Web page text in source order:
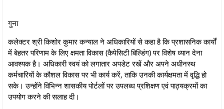
गुना
कलेक्टर श्री किशोर कुमार कन्याल ने अधिकारियों से कहा है कि प्रशासनिक कार्यों
में बेहतर परिणाम के लिए क्षमता विकास (कैपेसिटी बिल्डिंग) पर विशेष ध्यान देना
आवश्यक है। अधिकारी स्वयं को लगातार अपडेट रखें और अपने अधीनस्थ
कर्मचारियों के कौशल विकास पर भी कार्य करें, ताकि उनकी कार्यक्षमता में वृद्धि हो
सके। उन्होंने विभिन्न शासकीय पोर्टलों पर उपलब्ध प्रशिक्षण एवं पाठ्यक्रमों का
उपयोग करने की सलाह दी।